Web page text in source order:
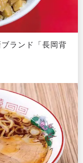
ランド「長岡背